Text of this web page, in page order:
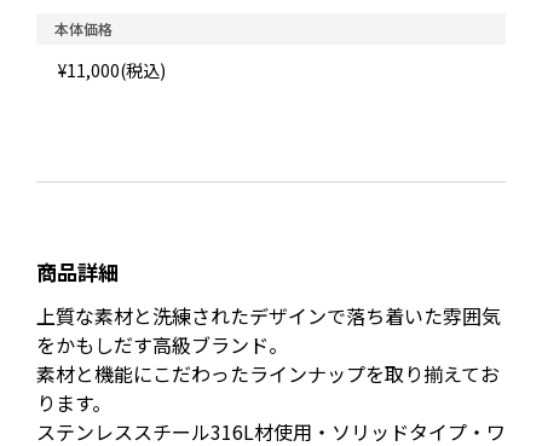
本体価格
¥11,000(税込)
商品詳細
上質な素材と洗練されたデザインで落ち着いた雰囲気
をかもしだす高級ブランド。
素材と機能にこだわったラインナップを取り揃えてお
ります。
ステンレススチール316L材使用・ソリッドタイプ・ワ